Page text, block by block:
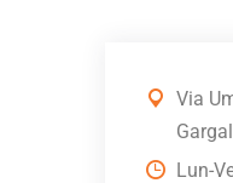
Via
Lun-